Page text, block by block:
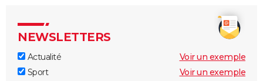
NEWSLETTERS
Actualité
Voir un exemple
Sport
Voir un exemple